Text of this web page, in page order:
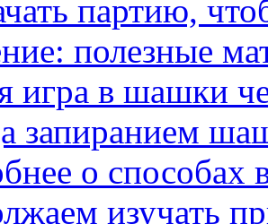
партию,
полезные
игра в шашки
запиранием
о способах
изучать